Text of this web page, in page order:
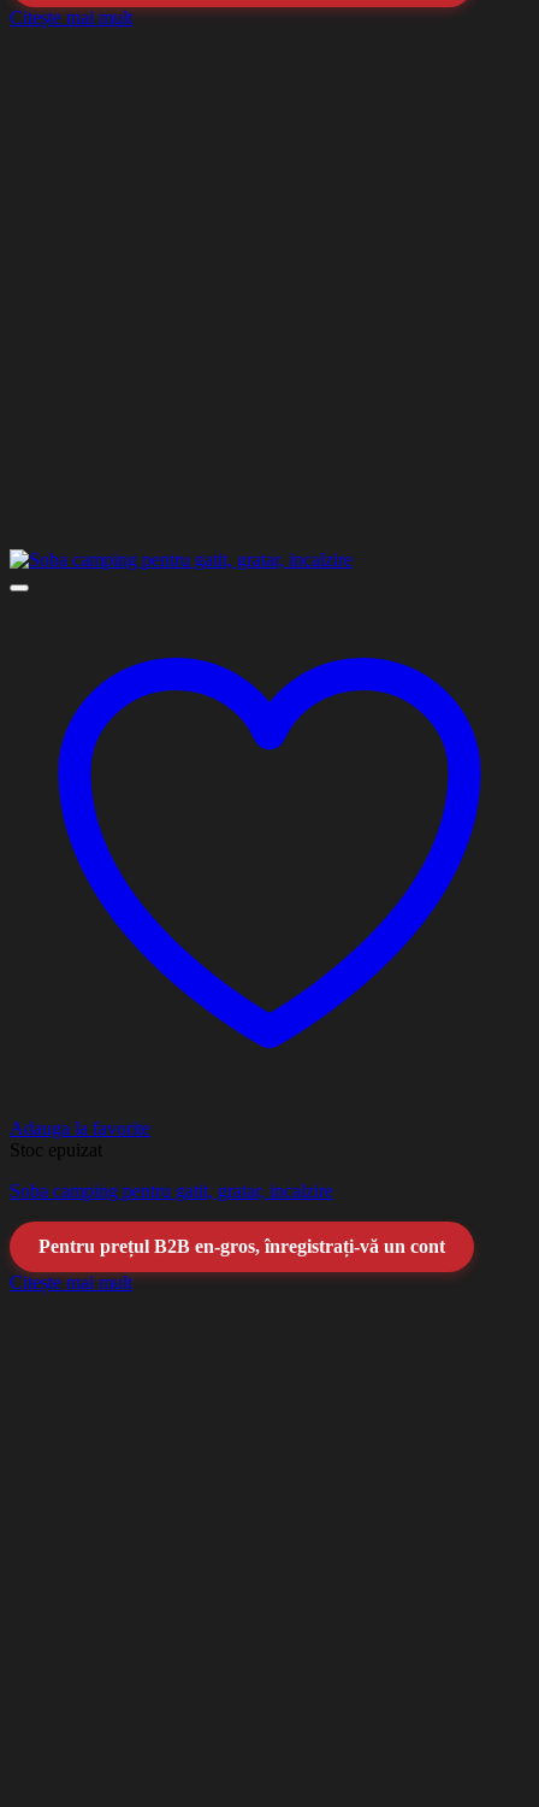
Citește mai mult
Adauga la favorite
Stoc epuizat
Soba camping pentru gatit, gratar, incalzire
Pentru prețul B2B en-gros, înregistrați-vă un cont
Citește mai mult